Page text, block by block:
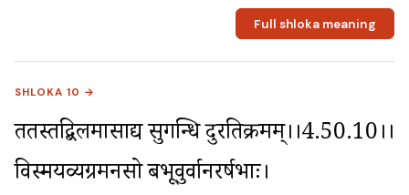
Full shloka meaning
SHLOKA 10 →
ततस्तद्बिलमासाद्य सुगन्धि दुरतिक्रमम्।।4.50.10।।
विस्मयव्यग्रमनसो बभूवुर्वानरर्षभाः।